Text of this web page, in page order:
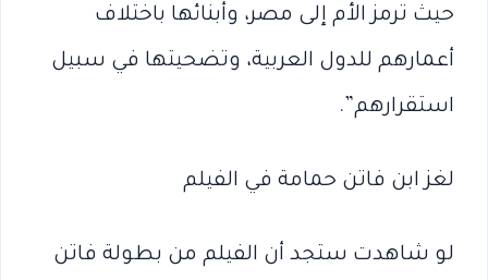
حيث ترمز الأم إلى مصر، وأبنائها باختلاف
أعمارهم للدول العربية، وتضحيتها في سبيل
استقرارهم”.
لغز ابن فاتن حمامة في الفيلم
لو شاهدت ستجد أن الفيلم من بطولة فاتن